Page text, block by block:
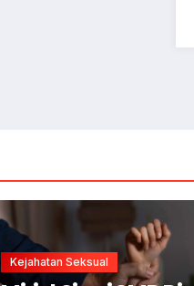
Kejahatan Seksual